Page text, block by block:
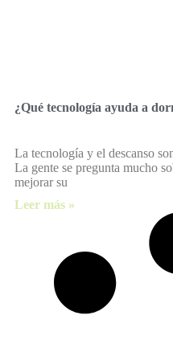
¿Qué tecnología ayuda a
La tecnología y el descanso
La gente se pregunta mucho
mejorar su
Leer más »